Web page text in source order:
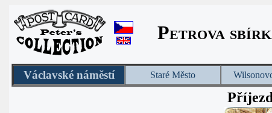
Petrova
Václavské náměstí Staré Město